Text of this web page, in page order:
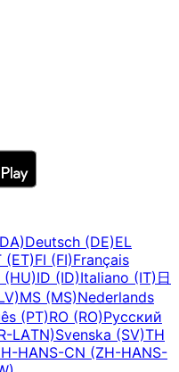
Deutsch (DE)EL
(ET)FI (FI)Français
(HU)ID (ID)Italiano (IT) 日
MS (MS)Nederlands
(PT)RO (RO)Русский
LATN)Svenska (SV)TH
HANS-CN (ZH-HANS-